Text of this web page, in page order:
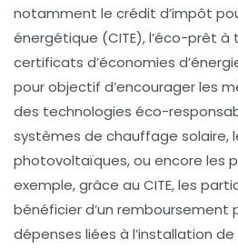
notamment le crédit d’impôt
énergétique (CITE), l’éco-prêt à
certificats d’économies
pour objectif d’encourager les
des technologies éco-
systèmes de chauffage solaire,
photovoltaïques, ou encore les
exemple, grâce au CITE, les
bénéficier d’un remboursement
dépenses liées à l’installation